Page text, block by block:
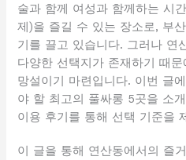
술과 함께 여성과 함께하는 시
제)을 즐길 수 있는 장소로, 부
기를 끌고 있습니다. 그러나 연
다양한 선택지가 존재하기 때
망설이기 마련입니다. 이번 글
야 할 최고의 풀싸롱 5곳을 소
이용 후기를 통해 선택 기준을
이 글을 통해 연산동에서의 즐